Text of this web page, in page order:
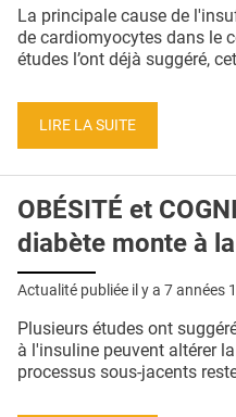
QUI SOMMES-NOUS ?
CONDITIONS GÉNÉRALES
CRÉDITS
La principale cause de
de cardiomyocytes dans le
études l’ont déjà suggéré,
LIRE LA SUITE
OBÉSITÉ et
diabète monte à
Actualité publiée il y a 7 années
Plusieurs études ont
à l'insuline peuvent altérer
processus sous-jacents